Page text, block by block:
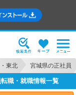
東北 宮城県の正社員
職・就職情報一覧